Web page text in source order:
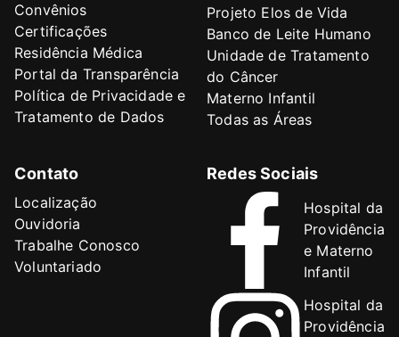
Convênios
Certificações
Residência Médica
Portal da Transparência
Política de Privacidade e
Tratamento de Dados
Projeto Elos de Vida
Banco de Leite Humano
Unidade de Tratamento
do Câncer
Materno Infantil
Todas as Áreas
Contato
Localização
Ouvidoria
Trabalhe Conosco
Voluntariado
Redes Sociais
Hospital da
Providência
e Materno
Infantil
Hospital da
Providência